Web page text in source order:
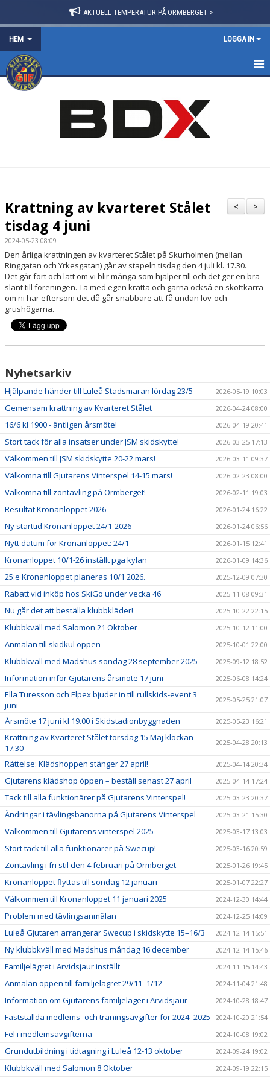
AKTUELL TEMPERATUR PÅ ORMBERGET >
HEM LOGGA IN
HEM
TRÄNINGSPOLICY
VÅRA GRUPPER/LEDARE
STYRELSE & STADGAR
MULTIBANAN
DOKUMENT
KALENDER
>
<
Krattning av kvarteret Stålet
tisdag 4 juni
2024-05-23 08:09
Den årliga krattningen av kvarteret Stålet på Skurholmen (mellan
Ringgatan och Yrkesgatan) går av stapeln tisdag den 4 juli kl. 17.30.
Det går fort och lätt om vi blir många som hjälper till och det ger en bra
slant till föreningen. Ta med egen kratta och gärna också en skottkärra
om ni har eftersom det då går snabbare att få undan löv-och
grushögarna.
Nyhetsarkiv
Hjälpande händer till Luleå Stadsmaran lördag 23/5 2026-05-19 10:03
Gemensam krattning av Kvarteret Stålet 2026-04-24 08:00
16/6 kl 1900 - äntligen årsmöte! 2026-04-19 20:41
Stort tack för alla insatser under JSM skidskytte! 2026-03-25 17:13
Välkommen till JSM skidskytte 20-22 mars! 2026-03-11 09:37
Välkomna till Gjutarens Vinterspel 14-15 mars! 2026-02-23 08:00
Välkomna till zontävling på Ormberget! 2026-02-11 19:03
Resultat Kronanloppet 2026 2026-01-24 16:22
Ny starttid Kronanloppet 24/1-2026 2026-01-24 06:56
Nytt datum för Kronanloppet: 24/1 2026-01-15 12:41
Kronanloppet 10/1-26 inställt pga kylan 2026-01-09 14:36
25:e Kronanloppet planeras 10/1 2026. 2025-12-09 07:30
Rabatt vid inköp hos SkiGo under vecka 46 2025-11-08 09:31
Nu går det att beställa klubbkläder! 2025-10-22 22:15
Klubbkväll med Salomon 21 Oktober 2025-10-12 11:00
Anmälan till skidkul öppen 2025-10-01 22:00
Klubbkväll med Madshus söndag 28 september 2025 2025-09-12 18:52
Information inför Gjutarens årsmöte 17 juni 2025-06-08 14:24
Ella Turesson och Elpex bjuder in till rullskids-event 3
juni
2025-05-25 21:07
Årsmöte 17 juni kl 19.00 i Skidstadionbyggnaden 2025-05-23 16:21
Krattning av Kvarteret Stålet torsdag 15 Maj klockan
17:30
2025-04-28 20:13
Rättelse: Klädshoppen stänger 27 april! 2025-04-14 20:34
Gjutarens klädshop öppen – beställ senast 27 april 2025-04-14 17:24
Tack till alla funktionärer på Gjutarens Vinterspel! 2025-03-23 20:37
Ändringar i tävlingsbanorna på Gjutarens Vinterspel 2025-03-21 15:30
Välkommen till Gjutarens vinterspel 2025 2025-03-17 13:03
Stort tack till alla funktionärer på Swecup! 2025-03-16 20:59
Zontävling i fri stil den 4 februari på Ormberget 2025-01-26 19:45
Kronanloppet flyttas till söndag 12 januari 2025-01-07 22:27
Välkommen till Kronanloppet 11 januari 2025 2024-12-30 14:44
Problem med tävlingsanmälan 2024-12-25 14:09
Luleå Gjutaren arrangerar Swecup i skidskytte 15–16/3 2024-12-14 15:51
Ny klubbkväll med Madshus måndag 16 december 2024-12-14 15:46
Familjelägret i Arvidsjaur inställt 2024-11-15 14:43
Anmälan öppen till familjelägret 29/11–1/12 2024-11-04 21:48
Information om Gjutarens familjeläger i Arvidsjaur 2024-10-28 18:47
Fastställda medlems- och träningsavgifter för 2024–2025 2024-10-20 21:54
Fel i medlemsavgifterna 2024-10-08 19:02
Grundutbildning i tidtagning i Luleå 12-13 oktober 2024-09-24 19:02
Klubbkväll med Salomon 8 Oktober 2024-09-19 22:15